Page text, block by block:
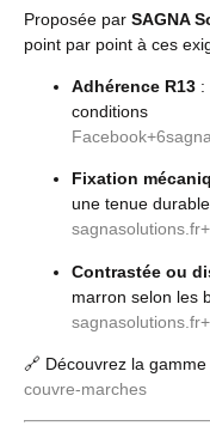
Proposée par SAGNA
point par point à ces
Adhérence R13 :
conditions
Facebook+6
Fixation
une tenue
sagnasolutions.fr
Contrastée ou
marron selon les
sagnasolutions.fr
🔗 Découvrez la
couvre-marches